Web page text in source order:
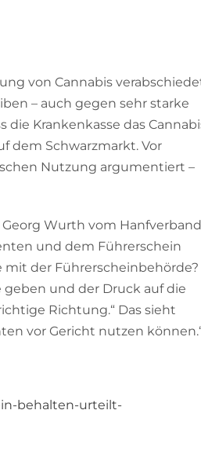
von Cannabis
– auch gegen sehr starke
Krankenkasse das
dem Schwarzmarkt. Vor
Nutzung argumentiert –
Wurth vom
und dem Führerschein
mit der Führerscheinbehörde?
geben und der Druck auf die
Richtung.“ Das sieht
vor Gericht nutzen
behalten-urteilt-